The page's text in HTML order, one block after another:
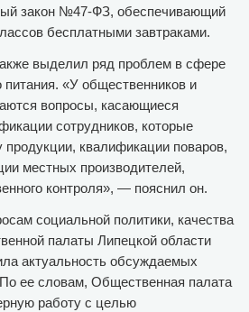
закон №47-ФЗ, обеспечивающий
бесплатными завтраками.
выделил ряд проблем в сфере
питания. «У общественников и
вопросы, касающиеся
сотрудников, которые
квалификации поваров,
местных производителей,
контроля», — пояснил он.
социальной политики, качества
палаты Липецкой области
актуальность обсуждаемых
ее словам, Общественная палата
работу с целью